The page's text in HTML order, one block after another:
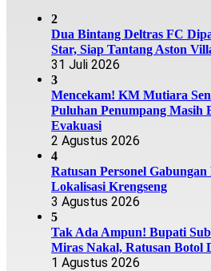
2
Dua Bintang Deltras FC
Star, Siap Tantang Aston
31 Juli 2026
3
Mencekam! KM Mutiara
Puluhan Penumpang Masih
Evakuasi
2 Agustus 2026
4
Ratusan Personel
Lokalisasi Krengseng
3 Agustus 2026
5
Tak Ada Ampun! Bupati
Miras Nakal, Ratusan Botol
1 Agustus 2026